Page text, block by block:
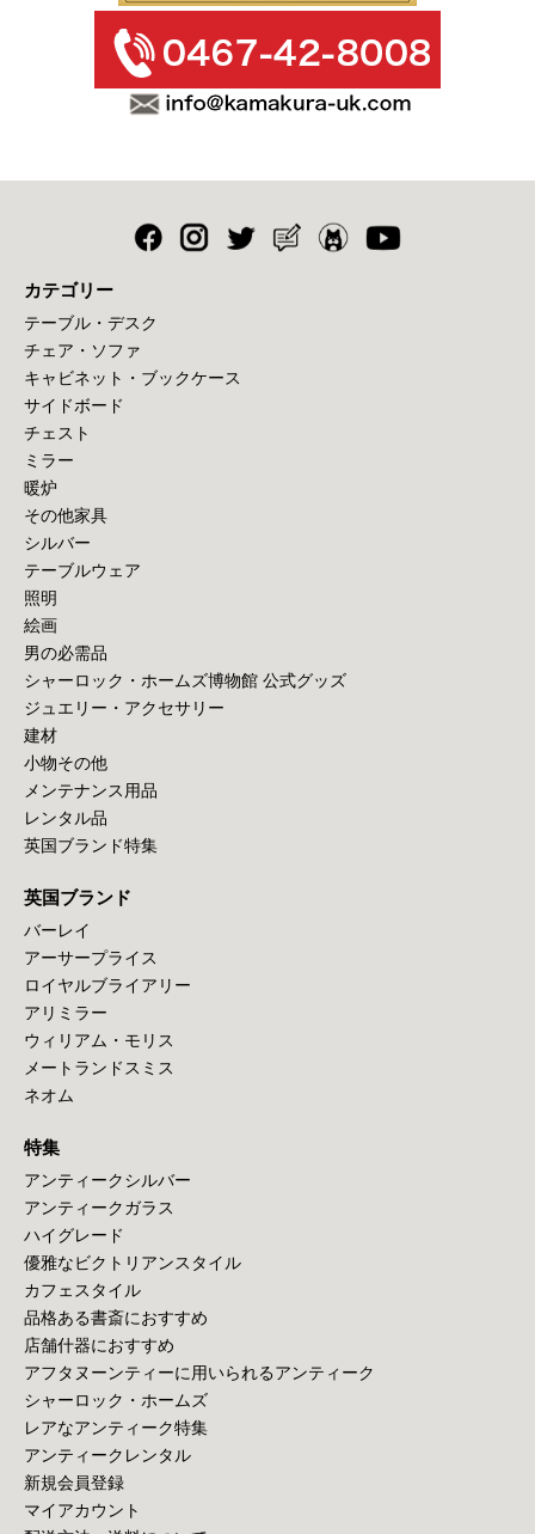
カテゴリー
テーブル・デスク
チェア・ソファ
キャビネット・ブックケース
サイドボード
チェスト
ミラー
暖炉
その他家具
シルバー
テーブルウェア
照明
絵画
男の必需品
シャーロック・ホームズ博物館 公式グッズ
ジュエリー・アクセサリー
建材
小物その他
メンテナンス用品
レンタル品
英国ブランド特集
英国ブランド
バーレイ
アーサープライス
ロイヤルブライアリー
アリミラー
ウィリアム・モリス
メートランドスミス
ネオム
特集
アンティークシルバー
アンティークガラス
ハイグレード
優雅なビクトリアンスタイル
カフェスタイル
品格ある書斎におすすめ
店舗什器におすすめ
アフタヌーンティーに用いられるアンティーク
シャーロック・ホームズ
レアなアンティーク特集
アンティークレンタル
新規会員登録
マイアカウント